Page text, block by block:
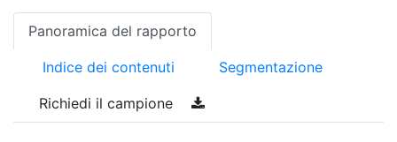
Panoramica del rapporto
Indice dei contenuti Segmentazione
Richiedi il campione